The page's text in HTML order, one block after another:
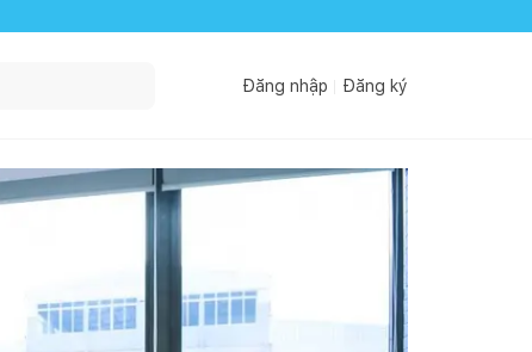
Đăng nhập Đăng ký